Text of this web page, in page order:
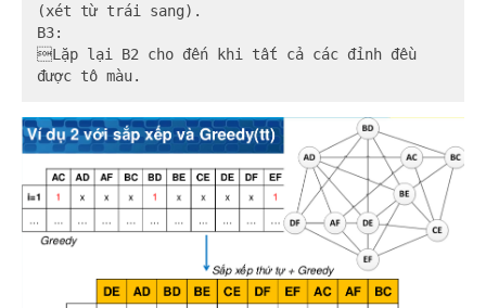
(xét từ trái sang).
B3:
Lặp lại B2 cho đến khi tất cả các đỉnh đều
được tô màu.